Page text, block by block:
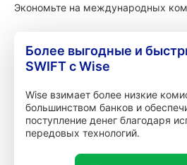
Экономьте на международных
Более выгодные и
SWIFT с Wise
Wise взимает более низкие
большинством банков и
поступление денег благодаря
передовых технологий.